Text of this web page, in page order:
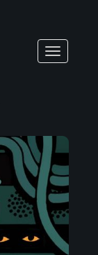
Toggle